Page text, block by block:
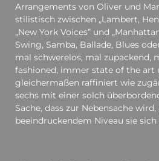
Arrangements von Oliver und
stilistisch zwischen „Lambert,
„New York Voices” und
Swing, Samba, Ballade, Blues
mal schwerelos, mal zupackend,
fashioned, immer state of the art
gleichermaßen raffiniert wie
sechs mit einer solch
Sache, dass zur Nebensache
beeindruckendem Niveau sie sich